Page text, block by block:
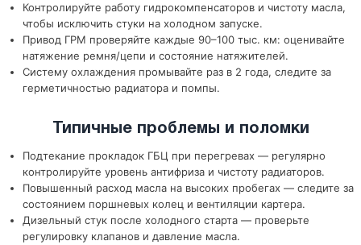
Контролируйте работу гидрокомпенсаторов и чистоту масла,
чтобы исключить стуки на холодном запуске.
Привод ГРМ проверяйте каждые 90–100 тыс. км: оценивайте
натяжение ремня/цепи и состояние натяжителей.
Систему охлаждения промывайте раз в 2 года, следите за
герметичностью радиатора и помпы.
Типичные проблемы и поломки
Подтекание прокладок ГБЦ при перегревах — регулярно
контролируйте уровень антифриза и чистоту радиаторов.
Повышенный расход масла на высоких пробегах — следите за
состоянием поршневых колец и вентиляции картера.
Дизельный стук после холодного старта — проверьте
регулировку клапанов и давление масла.